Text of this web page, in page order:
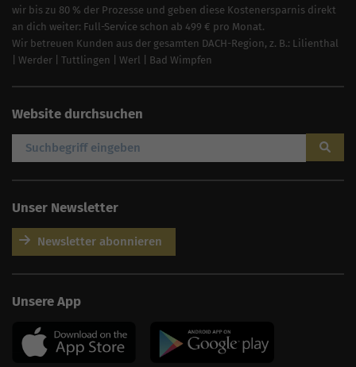
wir bis zu 80 % der Prozesse und geben diese Kostenersparnis direkt
an dich weiter: Full-Service schon ab 499 € pro Monat.
Wir betreuen Kunden aus der gesamten DACH-Region, z. B.: Lilienthal
Werder Tuttlingen Werl | Bad Wimpfen
Website durchsuchen
Unser Newsletter
Newsletter abonnieren
Unsere App
Wie kann ich dir helfen?